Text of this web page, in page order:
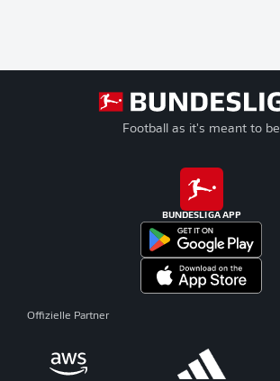
Football as it's meant to be
BUNDESLIGA APP
Offizielle Partner